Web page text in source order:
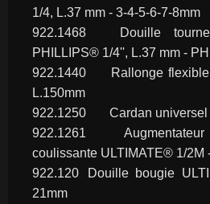
1/4, L.37 mm - 3-4-5-6-7-8mm
922.1468	Douille tournevis ULTIMATE®
PHILLIPS® 1/4'', L.37 mm -
922.1440	Rallonge flexible ULTIMATE® 1/4,
L.150mm
922.1250	Cardan
922.1261	Augmentateur pour poignée
coulissante ULTIMATE® 1/2M
922.120	Douille bougie ULTIMATE® 1/2'', 16-
21mm